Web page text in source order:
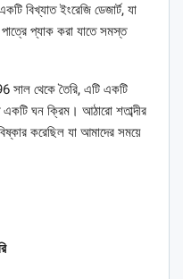
বিখ্যাত ইংরেজি ডেজার্ট, যা
প্যাক করা যাতে সমস্ত
সাল থেকে তৈরি, এটি একটি
ঘন ক্রিম। আঠারো শতাব্দীর
করেছিল যা আমাদের সময়ে